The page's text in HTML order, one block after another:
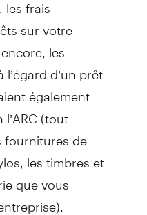
sur votre
les
d’un prêt
également
(tout
de
les timbres et
que vous